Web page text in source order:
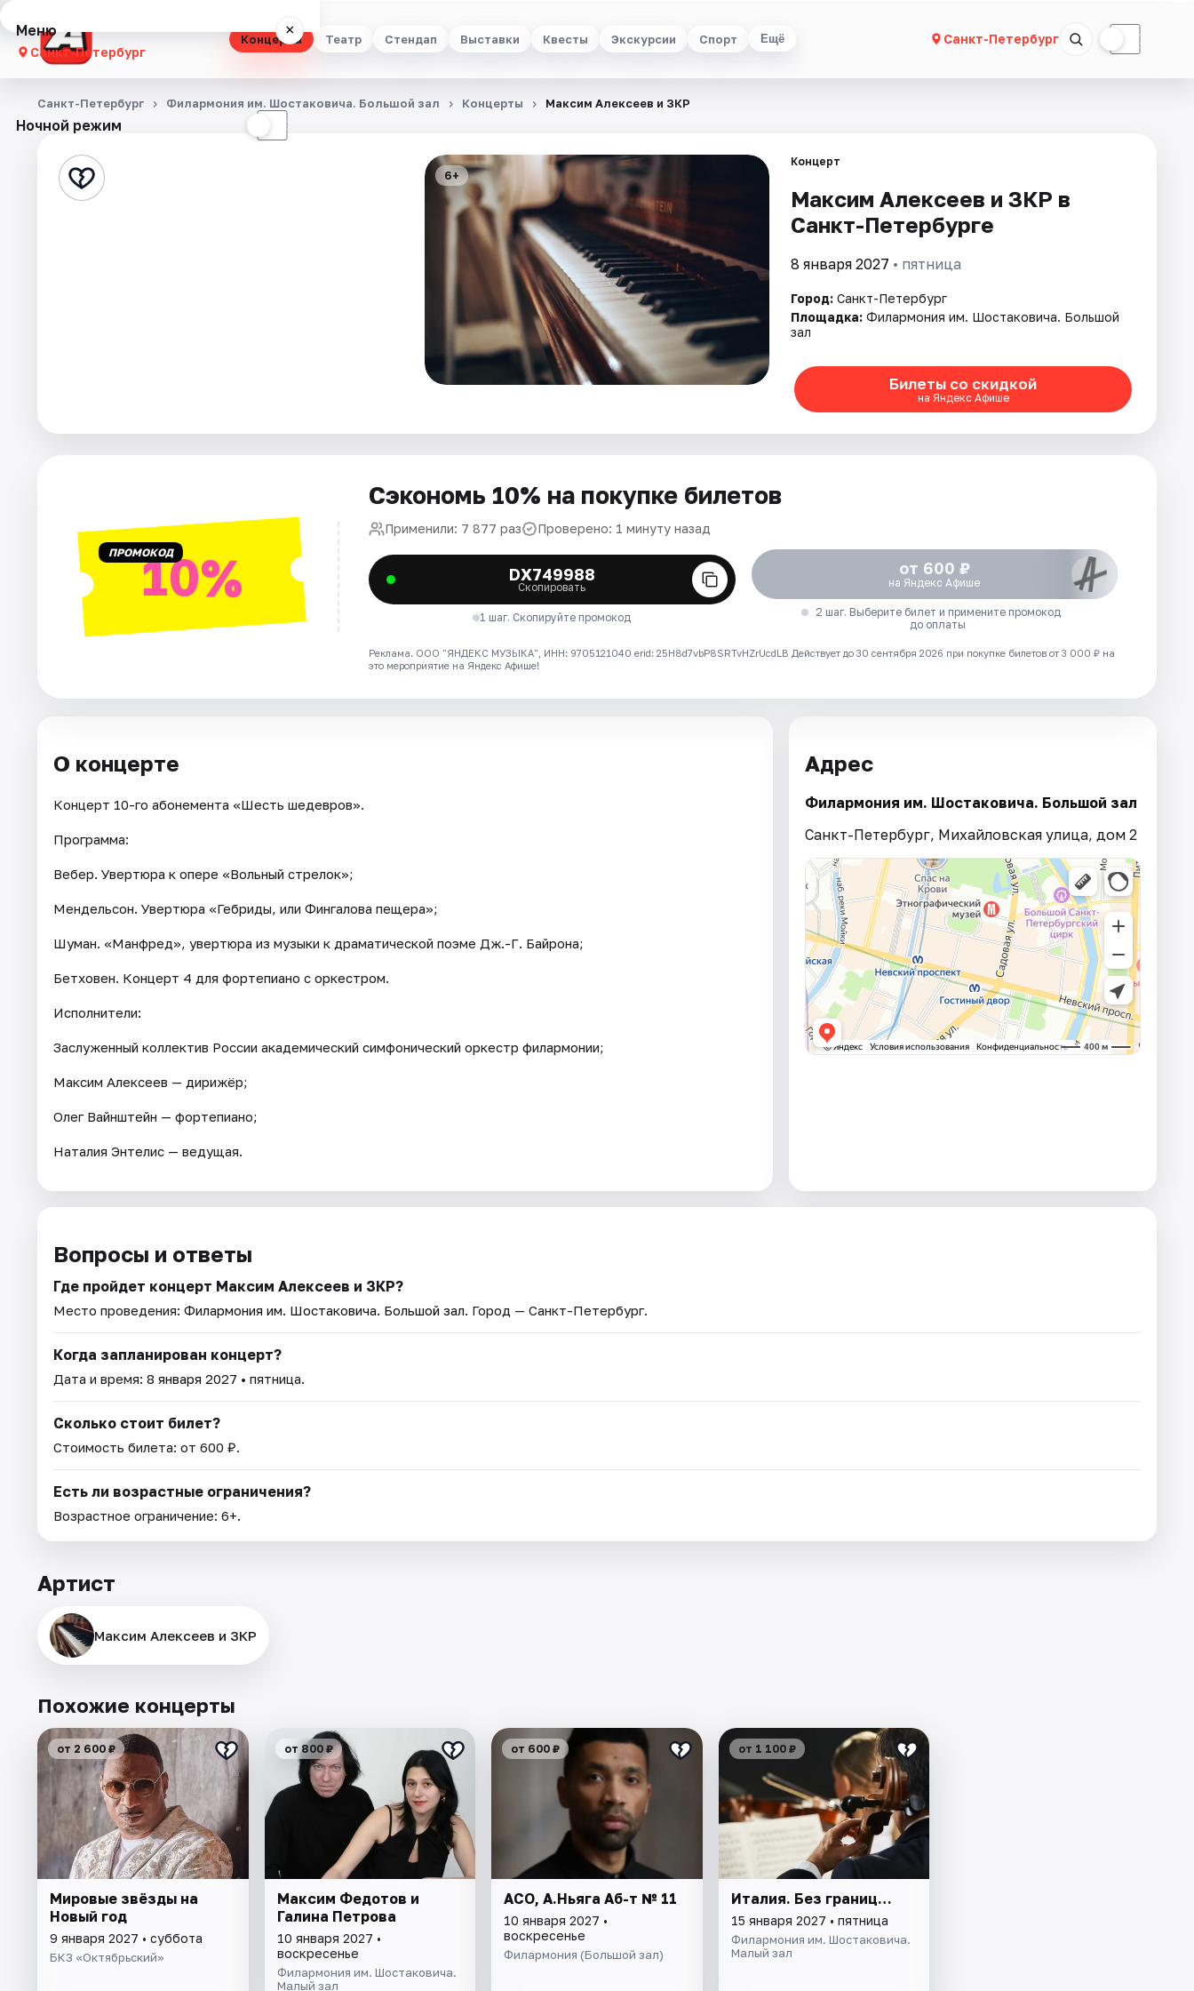
Концерты Театр Стендап Выставки Квесты Экскурсии Спорт Ещё Санкт-Петербург ☾
Меню ×
Санкт-Петербург
Концерты
Стендап
Артисты
Рейтинги
Ночной режим ☾
Санкт-Петербург Филармония им. Шостаковича. Большой зал Концерты Максим Алексеев и ЗКР
6+
Концерт
Максим Алексеев и ЗКР в
Санкт-Петербурге
8 января 2027 • пятница
Город: Санкт-Петербург
Площадка: Филармония им. Шостаковича. Большой
зал
Билеты со скидкой
на Яндекс Афише
ПРОМОКОД10%
Сэкономь 10% на покупке билетов
Применили: 7 877 раз Проверено: 1 минуту назад
DX749988
Скопировать
1 шаг. Скопируйте промокод
от 600 ₽
на Яндекс Афише
2 шаг. Выберите билет и примените промокод
до оплаты
Реклама. ООО "ЯНДЕКС МУЗЫКА", ИНН: 9705121040 erid: 25H8d7vbP8SRTvHZrUcdLB Действует до 30 сентября 2026 при покупке билетов от 3 000 ₽ на
это мероприятие на Яндекс Афише!
О концерте
Концерт 10-го абонемента «Шесть шедевров».
Программа:
Вебер. Увертюра к опере «Вольный стрелок»;
Мендельсон. Увертюра «Гебриды, или Фингалова пещера»;
Шуман. «Манфред», увертюра из музыки к драматической поэме Дж.-Г. Байрона;
Бетховен. Концерт 4 для фортепиано с оркестром.
Исполнители:
Заслуженный коллектив России академический симфонический оркестр филармонии;
Максим Алексеев — дирижёр;
Олег Вайнштейн — фортепиано;
Наталия Энтелис — ведущая.
Адрес
Филармония им. Шостаковича. Большой зал
Санкт-Петербург, Михайловская улица, дом 2
Вопросы и ответы
Где пройдет концерт Максим Алексеев и ЗКР?
Место проведения: Филармония им. Шостаковича. Большой зал. Город — Санкт-Петербург.
Когда запланирован концерт?
Дата и время: 8 января 2027 • пятница.
Сколько стоит билет?
Стоимость билета: от 600 ₽.
Есть ли возрастные ограничения?
Возрастное ограничение: 6+.
Артист
Максим Алексеев и ЗКР
Похожие концерты
от 2 600 ₽
Мировые звёзды на
Новый год
9 января 2027 • суббота
БКЗ «Октябрьский»
от 800 ₽
Максим Федотов и
Галина Петрова
10 января 2027 •
воскресенье
Филармония им. Шостаковича.
Малый зал
от 600 ₽
АСО, А.Ньяга Аб-т № 11
10 января 2027 •
воскресенье
Филармония (Большой зал)
от 1 100 ₽
Италия. Без границ…
15 января 2027 • пятница
Филармония им. Шостаковича.
Малый зал